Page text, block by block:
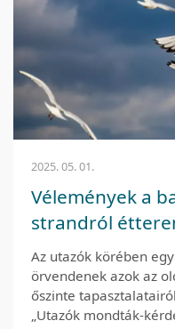
2025. 05. 01.
Vélemények a
strandról
Az utazók körében
örvendenek azok az
őszinte
„Utazók mondták-